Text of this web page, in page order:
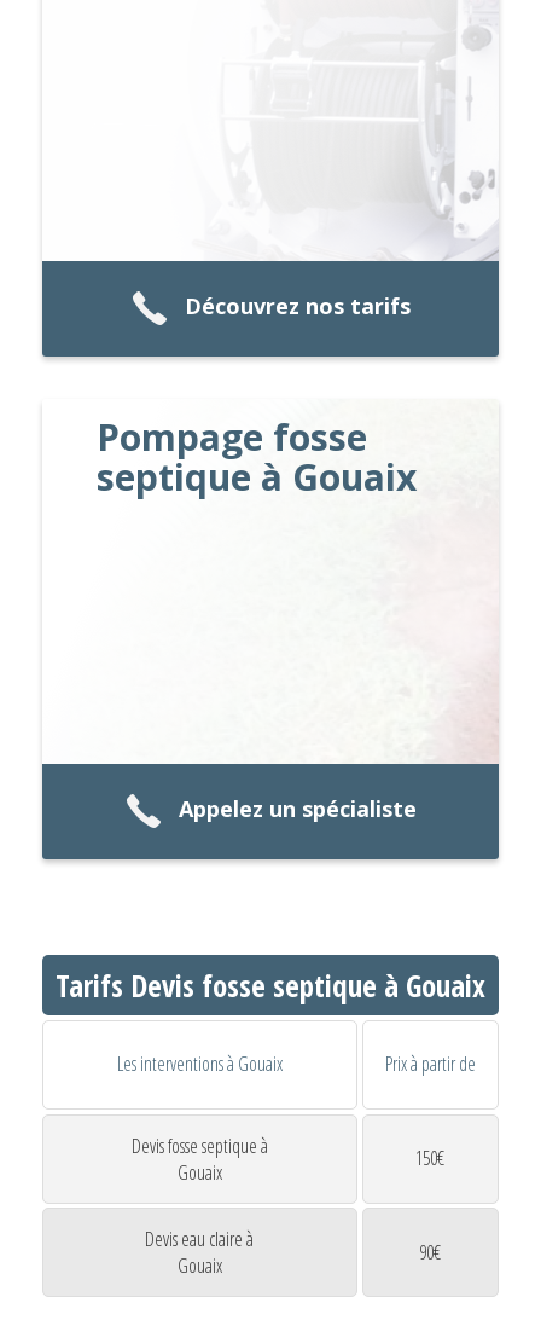
Découvrez nos tarifs
Pompage fosse
septique à Gouaix
Appelez un spécialiste
Tarifs Devis fosse septique à Gouaix
Les interventions à Gouaix Prix à partir de
Devis fosse septique à
Gouaix
150€
Devis eau claire à
Gouaix
90€